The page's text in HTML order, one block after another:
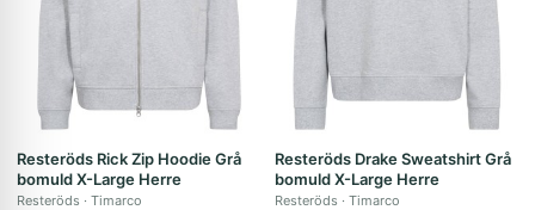
Resteröds Rick Zip Hoodie Grå
bomuld X-Large Herre
Resteröds Timarco
Resteröds Drake Sweatshirt Grå
bomuld X-Large Herre
Resteröds Timarco